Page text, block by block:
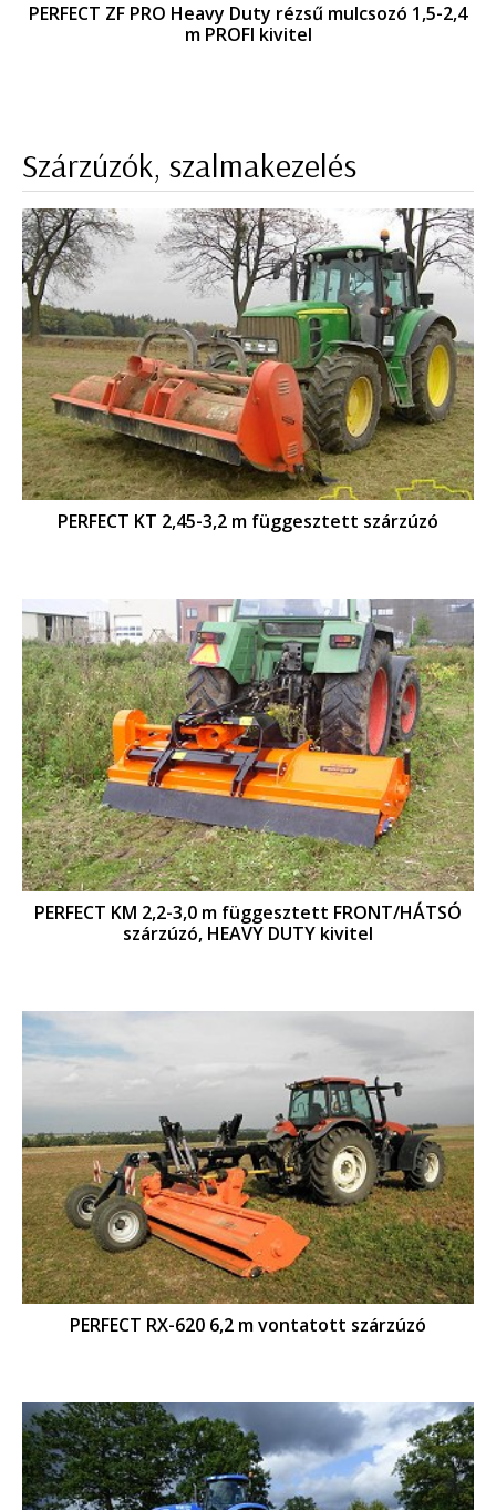
PERFECT ZF PRO Heavy Duty rézsű mulcsozó 1,5-2,4
m PROFI kivitel
Szárzúzók, szalmakezelés
PERFECT KT 2,45-3,2 m függesztett szárzúzó
PERFECT KM 2,2-3,0 m függesztett FRONT/HÁTSÓ
szárzúzó, HEAVY DUTY kivitel
PERFECT RX-620 6,2 m vontatott szárzúzó